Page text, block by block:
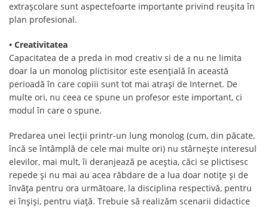
extrașcolare sunt aspectefoarte importante privind reușita în
plan profesional.
• Creativitatea
Capacitatea de a preda in mod creativ si de a nu ne limita
doar la un monolog plictisitor este esențială în această
perioadă în care copiii sunt tot mai atrași de Internet. De
multe ori, nu ceea ce spune un profesor este important, ci
modul în care o spune.
Predarea unei lecții printr-un lung monolog (cum, din păcate,
încă se întâmplă de cele mai multe ori) nu stârnește interesul
elevilor, mai mult, îi deranjează pe aceștia, căci se plictisesc
repede și nu mai au acea răbdare de a lua doar notițe și de
învăța pentru ora următoare, la disciplina respectivă, pentru
ei înșiși, pentru viață. Trebuie să realizăm scenarii didactice